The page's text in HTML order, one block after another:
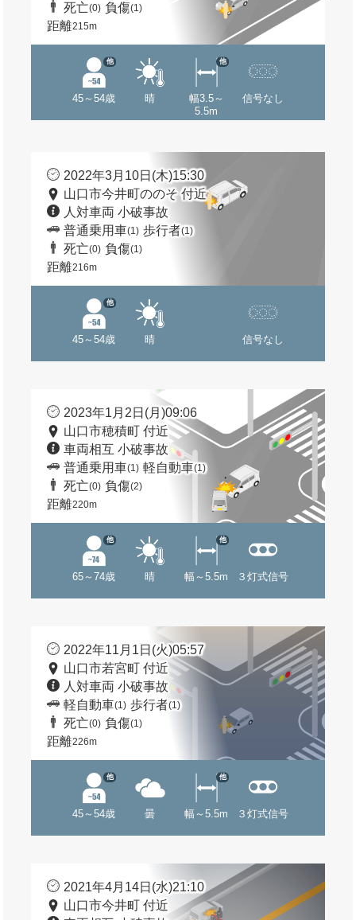
死亡(0) 負傷(1)
距離215m
45～54歳
他
晴
幅3.5～
5.5m
他
信号なし
2022年3月10日(木)15:30
山口市今井町ののそ 付近
人対車両 小破事故
普通乗用車(1) 歩行者(1)
死亡(0) 負傷(1)
距離216m
45～54歳
他
晴 信号なし
2023年1月2日(月)09:06
山口市穂積町 付近
車両相互 小破事故
普通乗用車(1) 軽自動車(1)
死亡(0) 負傷(2)
距離220m
65～74歳
他
晴 幅～5.5m
他
３灯式信号
2022年11月1日(火)05:57
山口市若宮町 付近
人対車両 小破事故
軽自動車(1) 歩行者(1)
死亡(0) 負傷(1)
距離226m
45～54歳
他
曇 幅～5.5m
他
３灯式信号
2021年4月14日(水)21:10
山口市今井町 付近